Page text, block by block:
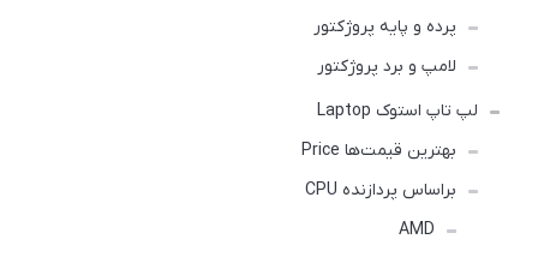
پرده و پایه پروژکتور
لامپ و برد پروژکتور
لپ تاپ استوک Laptop
بهترین قیمت‌ها Price
براساس پردازنده CPU
AMD